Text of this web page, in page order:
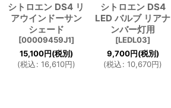
シトロエン DS4 リ
アウインドーサン
シェード
[00009459J1]
15,100円(税別)
(税込: 16,610円)
シトロエン DS4
LED バルブ リアナ
ンバー灯用
[LEDL03]
9,700円(税別)
(税込: 10,670円)